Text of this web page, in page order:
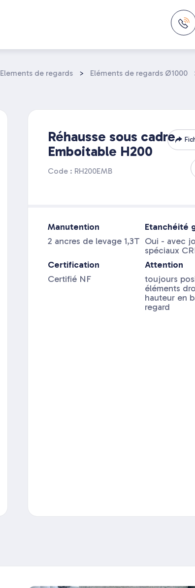
Elements de regards > Eléments de regards Ø1000
Réhausse sous cadre
Emboitable H200
Code : RH200EMB
Manutention
2 ancres de levage 1,3T
Etanchéité
Oui - avec
spéciaux
Certification
Certifié NF
Attention
toujours
éléments
hauteur en
regard